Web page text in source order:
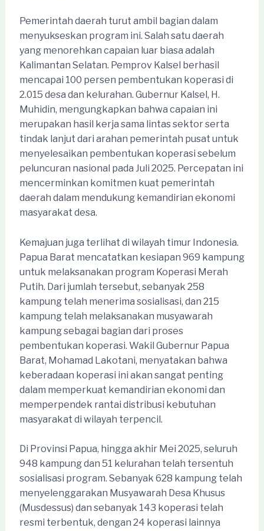
Pemerintah daerah turut ambil bagian dalam
menyukseskan program ini. Salah satu daerah
yang menorehkan capaian luar biasa adalah
Kalimantan Selatan. Pemprov Kalsel berhasil
mencapai 100 persen pembentukan koperasi di
2.015 desa dan kelurahan. Gubernur Kalsel, H.
Muhidin, mengungkapkan bahwa capaian ini
merupakan hasil kerja sama lintas sektor serta
tindak lanjut dari arahan pemerintah pusat untuk
menyelesaikan pembentukan koperasi sebelum
peluncuran nasional pada Juli 2025. Percepatan ini
mencerminkan komitmen kuat pemerintah
daerah dalam mendukung kemandirian ekonomi
masyarakat desa.
Kemajuan juga terlihat di wilayah timur Indonesia.
Papua Barat mencatatkan kesiapan 969 kampung
untuk melaksanakan program Koperasi Merah
Putih. Dari jumlah tersebut, sebanyak 258
kampung telah menerima sosialisasi, dan 215
kampung telah melaksanakan musyawarah
kampung sebagai bagian dari proses
pembentukan koperasi. Wakil Gubernur Papua
Barat, Mohamad Lakotani, menyatakan bahwa
keberadaan koperasi ini akan sangat penting
dalam memperkuat kemandirian ekonomi dan
memperpendek rantai distribusi kebutuhan
masyarakat di wilayah terpencil.
Di Provinsi Papua, hingga akhir Mei 2025, seluruh
948 kampung dan 51 kelurahan telah tersentuh
sosialisasi program. Sebanyak 628 kampung telah
menyelenggarakan Musyawarah Desa Khusus
(Musdessus) dan sebanyak 143 koperasi telah
resmi terbentuk, dengan 24 koperasi lainnya